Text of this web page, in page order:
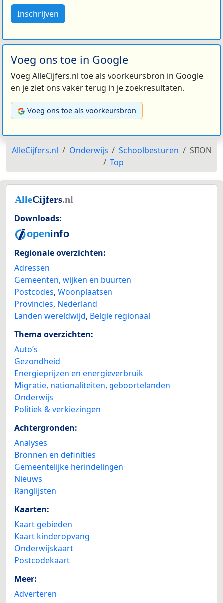
Inschrijven
Voeg ons toe in Google
Voeg AlleCijfers.nl toe als voorkeursbron in Google
en je ziet ons vaker terug in je zoekresultaten.
Voeg ons toe als voorkeursbron
AlleCijfers.nl Onderwijs Schoolbesturen
SIION
Top
Downloads:
Regionale overzichten:
Adressen
Gemeenten, wijken en buurten
Postcodes, Woonplaatsen
Provincies, Nederland
Landen wereldwijd, België regionaal
Thema overzichten:
Auto’s
Gezondheid
Energieprijzen en energieverbruik
Migratie, nationaliteiten, geboortelanden
Onderwijs
Politiek & verkiezingen
Achtergronden:
Analyses
Bronnen en definities
Gemeentelijke herindelingen
Nieuws
Ranglijsten
Kaarten:
Kaart gebieden
Kaart kinderopvang
Onderwijskaart
Postcodekaart
Meer:
Adverteren